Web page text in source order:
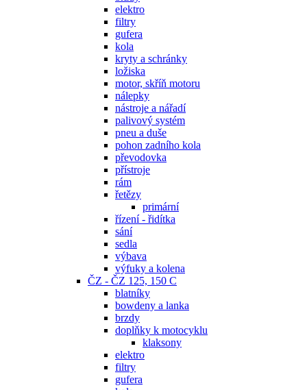
elektro
filtry
gufera
kola
kryty a schránky
ložiska
motor, skříň motoru
nálepky
nástroje a nářadí
palivový systém
pneu a duše
pohon zadního kola
převodovka
přístroje
rám
řetězy
primární
řízení - řidítka
sání
sedla
výbava
výfuky a kolena
ČZ - ČZ 125, 150 C
blatníky
bowdeny a lanka
brzdy
doplňky k motocyklu
klaksony
elektro
filtry
gufera